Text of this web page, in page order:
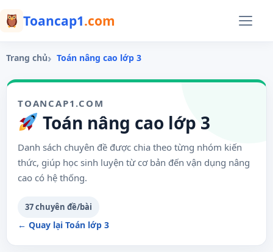
Toancap1.com Menu
Trang chủ Toán nâng cao lớp 3
TOANCAP1.COM
Toán nâng cao lớp 3
Danh sách chuyên đề được chia theo từng nhóm kiến
thức, giúp học sinh luyện từ cơ bản đến vận dụng nâng
cao có hệ thống.
37 chuyên đề/bài
← Quay lại Toán lớp 3